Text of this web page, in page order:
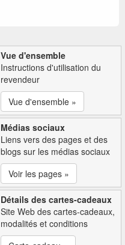
Vue d'ensemble
Instructions d'utilisation du
revendeur
Vue d'ensemble »
Médias sociaux
Liens vers des pages et des
blogs sur les médias sociaux
Voir les pages »
Détails des cartes-cadeaux
Site Web des cartes-cadeaux,
modalités et conditions